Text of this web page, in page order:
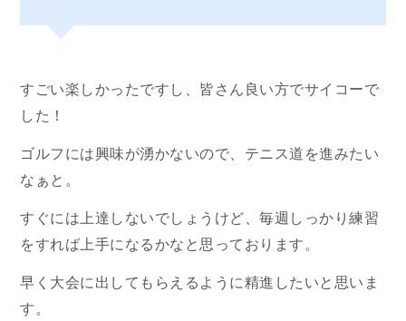
すごい楽しかったですし、皆さん良い方でサイコーで
した！
ゴルフには興味が湧かないので、テニス道を進みたい
なぁと。
すぐには上達しないでしょうけど、毎週しっかり練習
をすれば上手になるかなと思っております。
早く大会に出してもらえるように精進したいと思いま
す。